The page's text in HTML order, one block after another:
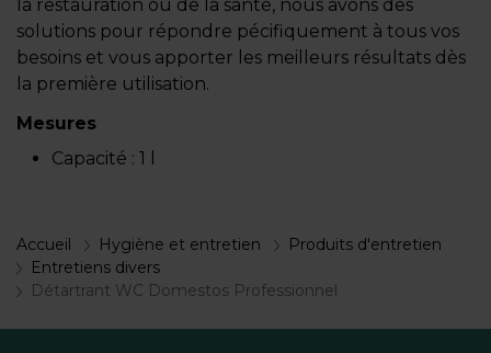
la restauration ou de la santé, nous avons des
solutions pour répondre pécifiquement à tous vos
besoins et vous apporter les meilleurs résultats dès
la première utilisation.
Mesures
Capacité : 1 l
Accueil Hygiène et entretien
Produits d'entretien
Entretiens divers
Détartrant WC Domestos Professionnel